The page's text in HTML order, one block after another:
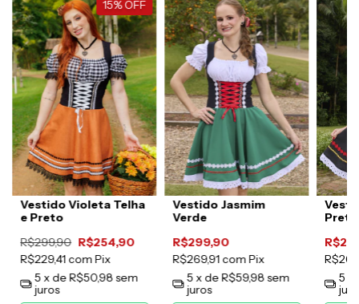
15%OFF
Vestido Violeta Telha
e Preto
R$299,90 R$254,90
R$229,41 comPix
5x deR$50,98sem
juros
Vestido Jasmim
Verde
R$299,90
R$269,91 comPix
5x deR$59,98sem
juros
Preto
5